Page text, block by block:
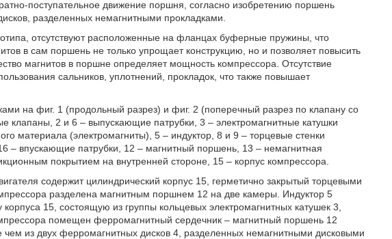
поступательное движение поршня, согласно изобретению поршень
разделенных немагнитными прокладками.
отсутствуют расположенные на фланцах буферные пружины, что
в сам поршень не только упрощает конструкцию, но и позволяет повысить
магнитов в поршне определяет мощность компрессора. Отсутствие
сальников, уплотнений, прокладок, что также повышает
на фиг. 1 (продольный разрез) и фиг. 2 (поперечный разрез по клапану со
клапаны, 2 и 6 – выпускающие патрубки, 3 – электромагнитные катушки
материала (электромагниты), 5 – индуктор, 8 и 9 – торцевые стенки
– впускающие патрубки, 12 – магнитный поршень, 13 – немагнитная
покрытием на внутренней стороне, 15 – корпус компрессора.
содержит цилиндрический корпус 15, герметично закрытый торцевыми
разделена магнитным поршнем 12 на две камеры. Индуктор 5
15, состоящую из группы кольцевых электромагнитных катушек 3,
помещен ферромагнитный сердечник – магнитный поршень 12
из двух ферромагнитных дисков 4, разделенных немагнитными дисковыми